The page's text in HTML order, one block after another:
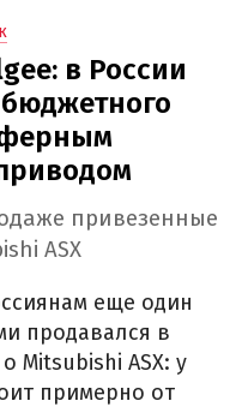
в России
привезенные
ASX
еще один
продавался в
Mitsubishi ASX: у
примерно от